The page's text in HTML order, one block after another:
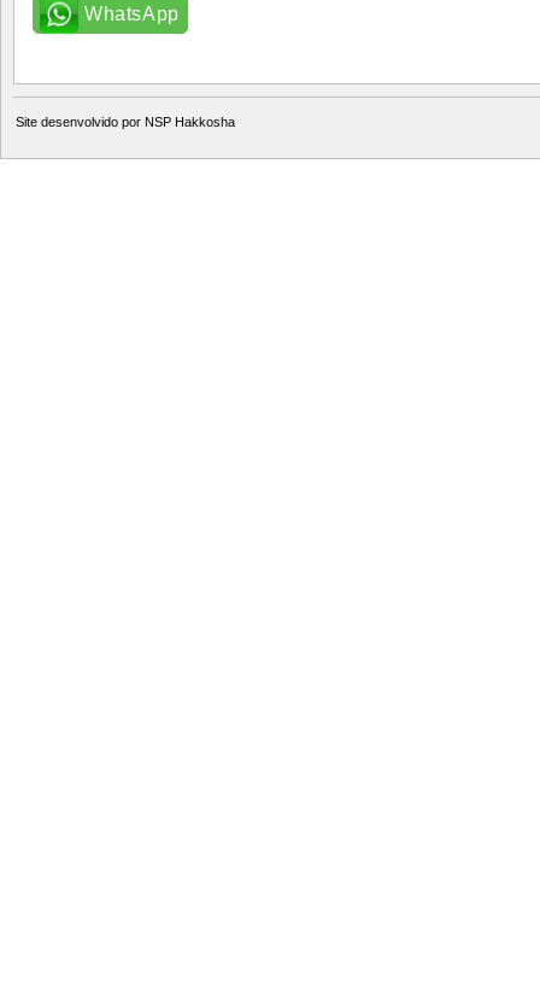
WhatsApp
Site desenvolvido por NSP Hakkosha